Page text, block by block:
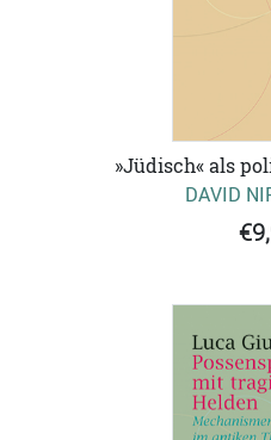
»Jüdisch« als
DAVID